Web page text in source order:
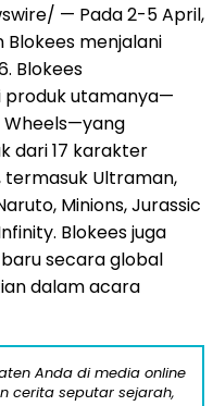
— Pada 2-5 April,
Blokees menjalani
Blokees
produk utamanya—
Wheels—yang
dari 17 karakter
termasuk Ultraman,
Minions, Jurassic
Blokees juga
baru secara global
dalam acara
Anda di media online
cerita seputar sejarah,